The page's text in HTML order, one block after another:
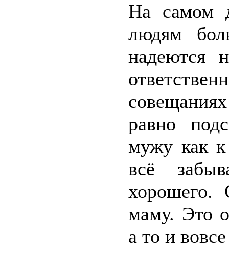
На самом
людям
надеются
равно
мужу как к
всё
хорошего.
маму. Это
а то и